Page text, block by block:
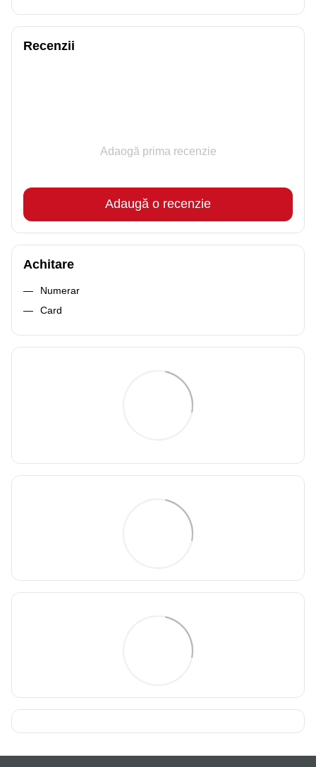
Recenzii
Adaogă prima recenzie
Adaugă o recenzie
Achitare
Numerar
Card